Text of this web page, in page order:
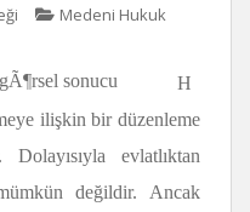
Medeni Hukuk
H
ilişkin bir düzenleme
evlatlıktan
değildir. Ancak